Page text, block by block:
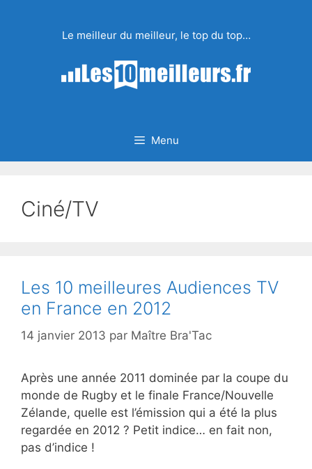
Le meilleur du meilleur, le top du top…
Menu
Ciné/TV
Les 10 meilleures Audiences TV
en France en 2012
14 janvier 2013 par Maître Bra'Tac
Après une année 2011 dominée par la coupe du
monde de Rugby et le finale France/Nouvelle
Zélande, quelle est l’émission qui a été la plus
regardée en 2012 ? Petit indice… en fait non,
pas d’indice !